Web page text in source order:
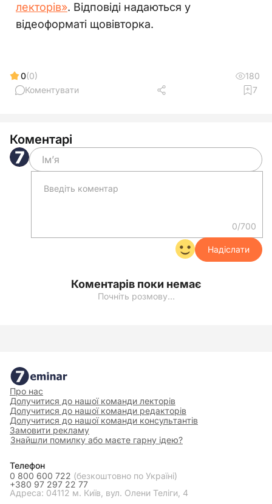
лекторів». Відповіді надаються у
відеоформаті щовівторка.
0(0)
180
Коментувати
7
Коментарі
0/700
Надіслати
Коментарів поки немає
Почніть розмову…
Про нас
Долучитися до нашої команди лекторів
Долучитися до нашої команди редакторів
Долучитися до нашої команди консультантів
Замовити рекламу
Знайшли помилку або маєте гарну ідею?
Телефон
0 800 600 722 (безкоштовно по Україні)
+380 97 297 22 77
Адреса: 04112 м. Київ, вул. Олени Теліги, 4